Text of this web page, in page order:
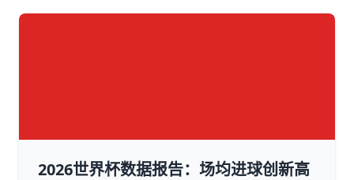
2026世界杯数据报告：场均进球创新高